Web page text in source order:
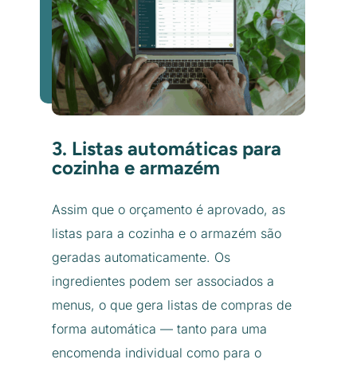
3. Listas automáticas para
cozinha e armazém
Assim que o orçamento é aprovado, as
listas para a cozinha e o armazém são
geradas automaticamente. Os
ingredientes podem ser associados a
menus, o que gera listas de compras de
forma automática — tanto para uma
encomenda individual como para o